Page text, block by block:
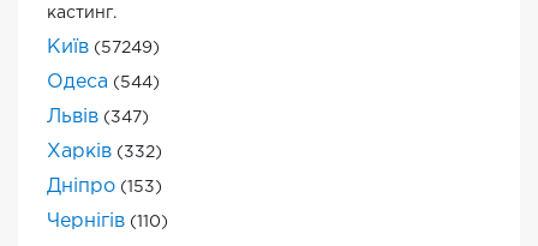
кастинг.
Київ (57249)
Одеса (544)
Львів (347)
Харків (332)
Дніпро (153)
Чернігів (110)